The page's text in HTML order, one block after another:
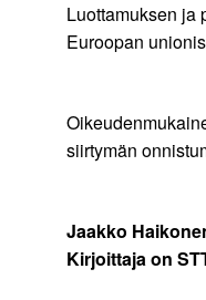
Luottamuksen ja
Euroopan
siirtymän
Jaakko
Kirjoittaja on